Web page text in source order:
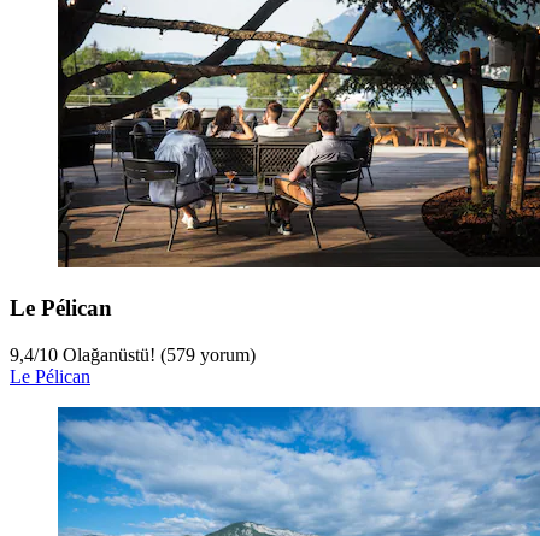
Le Pélican
9,4/10 Olağanüstü! (579 yorum)
Le Pélican